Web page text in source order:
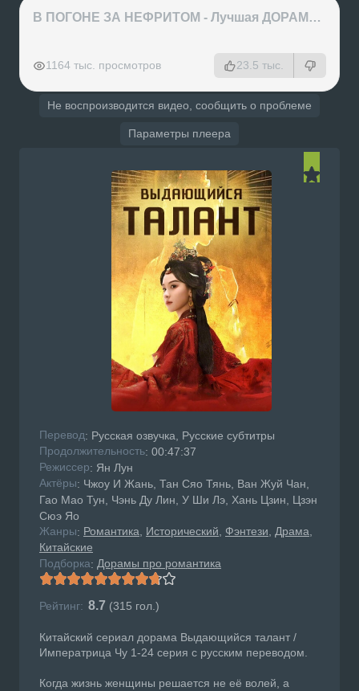
В ПОГОНЕ ЗА НЕФРИТОМ - Лучшая ДОРАМА года или ХАЙП на ровном месте?
1164 тыс. просмотров 23.5 тыс.
Не воспроизводится видео, сообщить о проблеме
Параметры плеера
Перевод: Русская озвучка, Русские субтитры
Продолжительность: 00:47:37
Режисcер: Ян Лун
Актёры: Чжоу И Жань, Тан Сяо Тянь, Ван Жуй Чан,
Гао Мао Тун, Чэнь Ду Лин, У Ши Лэ, Хань Цзин, Цзэн
Сюэ Яо
Жанры: Романтика Исторический Фэнтези Драма
Китайские
Подборка: Дорамы про романтика
Рейтинг: 8.7 (315 гол.)
Китайский сериал дорама Выдающийся талант /
Императрица Чу 1-24 серия с русским переводом.
Когда жизнь женщины решается не её волей, а